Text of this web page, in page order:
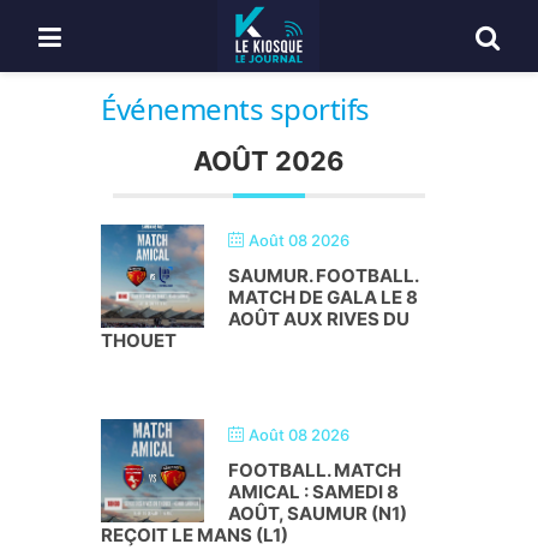
Événements sportifs
AOÛT 2026
Août 08 2026
SAUMUR. FOOTBALL.
MATCH DE GALA LE 8
AOÛT AUX RIVES DU
THOUET
Août 08 2026
FOOTBALL. MATCH
AMICAL : SAMEDI 8
AOÛT, SAUMUR (N1)
REÇOIT LE MANS (L1)